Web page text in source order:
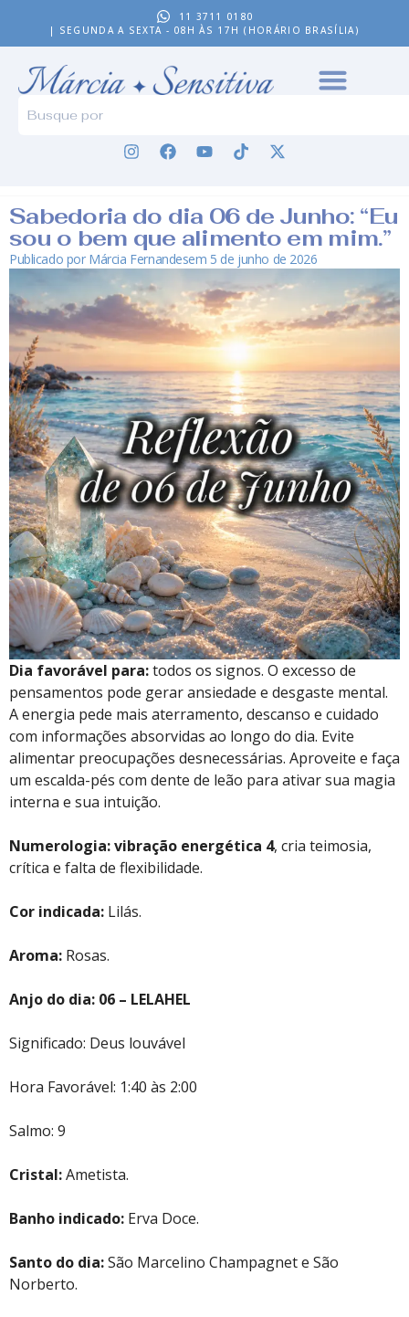
11 3711 0180
| SEGUNDA A SEXTA - 08H ÀS 17H (HORÁRIO BRASÍLIA)
Sabedoria do dia 06 de Junho: “Eu
sou o bem que alimento em mim.”
Publicado porMárcia Fernandesem 5 de junho de 2026
Dia favorável para:todos os signos. O excesso de
pensamentos pode gerar ansiedade e desgaste mental.
A energia pede mais aterramento, descanso e cuidado
com informações absorvidas ao longo do dia. Evite
alimentar preocupações desnecessárias. Aproveite e faça
um escalda-pés com dente de leão para ativar sua magia
interna e sua intuição.
Numerologia:vibração energética 4, cria teimosia,
crítica e falta de flexibilidade.
Cor indicada: Lilás.
Aroma: Rosas.
Anjo do dia: 06 – LELAHEL
Significado: Deus louvável
Hora Favorável: 1:40 às 2:00
Salmo: 9
Cristal:Ametista.
Banho indicado: Erva Doce.
Santo do dia:São Marcelino Champagnet e São
Norberto.